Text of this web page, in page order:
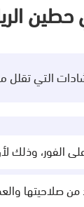
التي تقلل
الفور، وذلك
من صلاحيتها